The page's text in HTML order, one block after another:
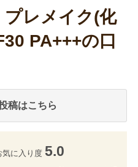
レメイク(化
PA+++の口
稿はこちら
気に入り度 5.0